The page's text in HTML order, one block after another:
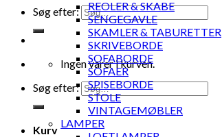
Søg efter:
Ingen varer i kurven.
Søg efter:
Kurv
REOLER & SKABE
SENGEGAVLE
SKAMLER & TABURETTER
SKRIVEBORDE
SOFABORDE
SOFAER
SPISEBORDE
STOLE
VINTAGEMØBLER
LAMPER